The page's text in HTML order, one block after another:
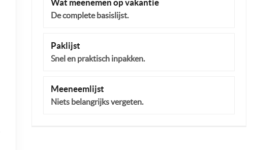
Wat meenemen op vakantie
De complete basislijst.
Paklijst
Snel en praktisch inpakken.
Meeneemlijst
Niets belangrijks vergeten.